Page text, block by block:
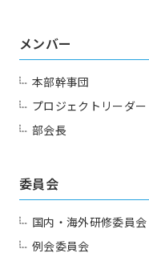
メンバー
本部幹事団
プロジェクトリーダー
部会長
委員会
国内・海外研修委員会
例会委員会